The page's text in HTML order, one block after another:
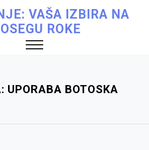
VAŠA IZBIRA NA
ROKE
UPORABA BOTOSKA